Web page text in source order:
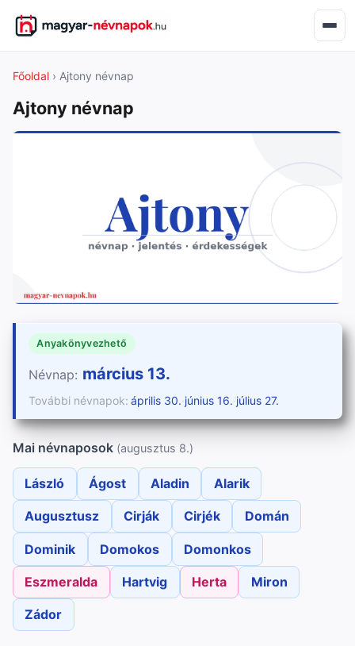
Főoldal › Ajtony névnap
Ajtony névnap
Anyakönyvezhető
Névnap: március 13.
További névnapok: április 30.·június 16.·július 27.
Mai névnaposok (augusztus 8.)
László Ágost Aladin Alarik
Augusztusz Cirják Cirjék Domán
Dominik Domokos Domonkos
Eszmeralda Hartvig Herta Miron
Zádor